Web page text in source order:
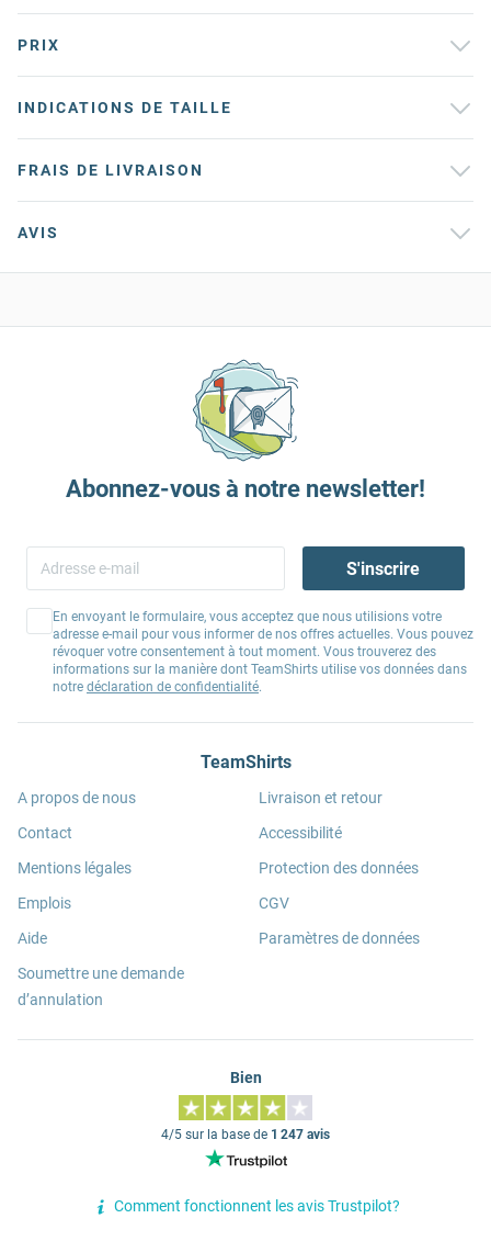
PRIX
INDICATIONS DE TAILLE
FRAIS DE LIVRAISON
AVIS
Abonnez-vous à notre newsletter!
S'inscrire
En envoyant le formulaire, vous acceptez que nous utilisions votre
adresse e-mail pour vous informer de nos offres actuelles. Vous pouvez
révoquer votre consentement à tout moment. Vous trouverez des
informations sur la manière dont TeamShirts utilise vos données dans
notre déclaration de confidentialité.
TeamShirts
A propos de nous
Contact
Mentions légales
Emplois
Aide
Soumettre une demande
d’annulation
Livraison et retour
Accessibilité
Protection des données
CGV
Paramètres de données
Bien
4/5 sur la base de 1 247 avis
Comment fonctionnent les avis Trustpilot?